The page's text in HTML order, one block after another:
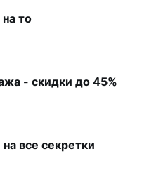
то
- скидки до 45%
все секретки